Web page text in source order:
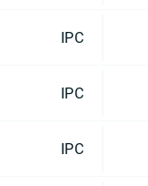
IPC
IPC
IPC